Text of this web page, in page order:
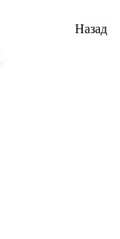
Назад